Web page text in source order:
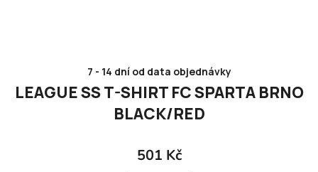
7 - 14 dní od data objednávky
LEAGUE SS T-SHIRT FC SPARTA BRNO
BLACK/RED
501 Kč